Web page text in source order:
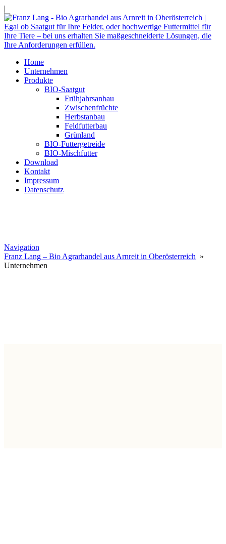
|
Home
Unternehmen
Produkte
BIO-Saatgut
Frühjahrsanbau
Zwischenfrüchte
Herbstanbau
Feldfutterbau
Grünland
BIO-Futtergetreide
BIO-Mischfutter
Download
Kontakt
Impressum
Datenschutz
Navigation
Franz Lang – Bio Agrarhandel aus Arnreit in Oberösterreich »
Unternehmen